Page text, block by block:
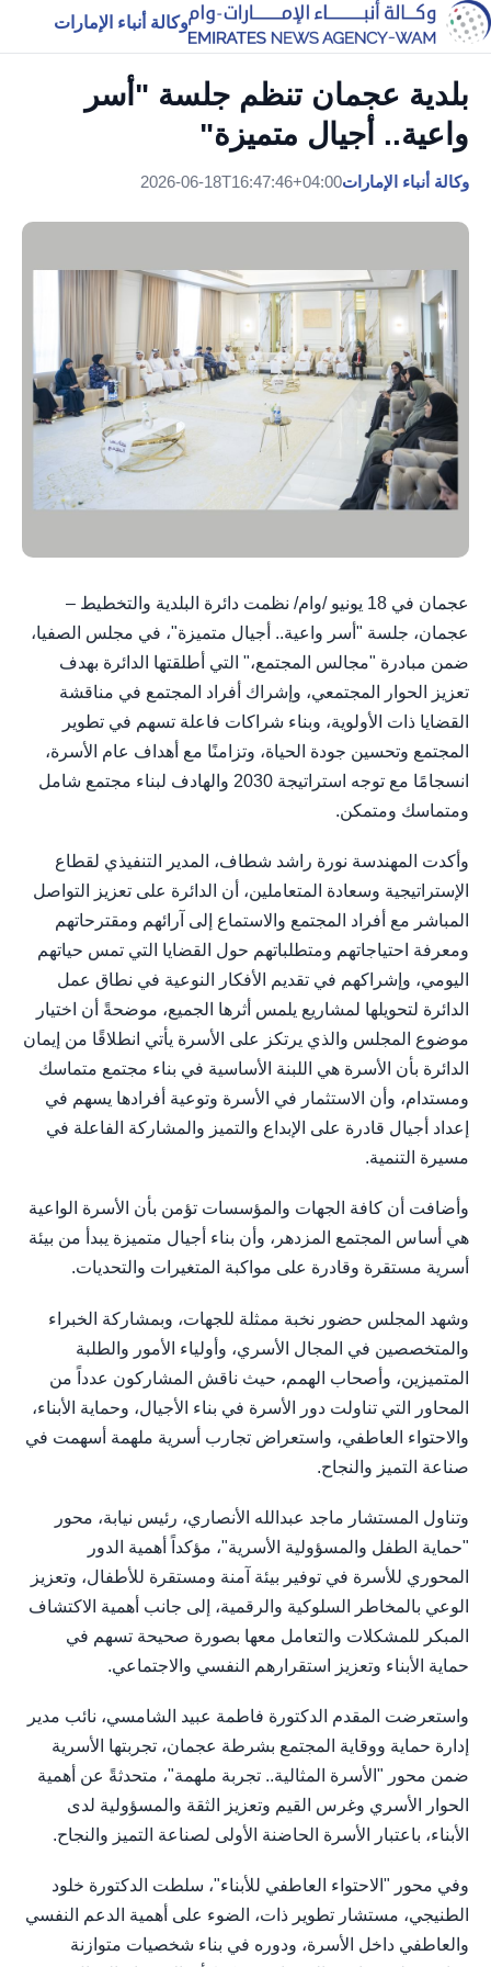
وكالة أنباء الإمارات
بلدية عجمان تنظم جلسة "أسر
واعية.. أجيال متميزة"
وكالة أنباء الإمارات2026-06-18T16:47:46+04:00
عجمان في 18 يونيو /وام/ نظمت دائرة البلدية والتخطيط –
عجمان، جلسة "أسر واعية.. أجيال متميزة"، في مجلس الصفيا،
ضمن مبادرة "مجالس المجتمع،" التي أطلقتها الدائرة بهدف
تعزيز الحوار المجتمعي، وإشراك أفراد المجتمع في مناقشة
القضايا ذات الأولوية، وبناء شراكات فاعلة تسهم في تطوير
المجتمع وتحسين جودة الحياة، وتزامنًا مع أهداف عام الأسرة،
انسجامًا مع توجه استراتيجة 2030 والهادف لبناء مجتمع شامل
ومتماسك ومتمكن.
وأكدت المهندسة نورة راشد شطاف، المدير التنفيذي لقطاع
الإستراتيجية وسعادة المتعاملين، أن الدائرة على تعزيز التواصل
المباشر مع أفراد المجتمع والاستماع إلى آرائهم ومقترحاتهم
ومعرفة احتياجاتهم ومتطلباتهم حول القضايا التي تمس حياتهم
اليومي، وإشراكهم في تقديم الأفكار النوعية في نطاق عمل
الدائرة لتحويلها لمشاريع يلمس أثرها الجميع، موضحةً أن اختيار
موضوع المجلس والذي يرتكز على الأسرة يأتي انطلاقًا من إيمان
الدائرة بأن الأسرة هي اللبنة الأساسية في بناء مجتمع متماسك
ومستدام، وأن الاستثمار في الأسرة وتوعية أفرادها يسهم في
إعداد أجيال قادرة على الإبداع والتميز والمشاركة الفاعلة في
مسيرة التنمية.
وأضافت أن كافة الجهات والمؤسسات تؤمن بأن الأسرة الواعية
هي أساس المجتمع المزدهر، وأن بناء أجيال متميزة يبدأ من بيئة
أسرية مستقرة وقادرة على مواكبة المتغيرات والتحديات.
وشهد المجلس حضور نخبة ممثلة للجهات، وبمشاركة الخبراء
والمتخصصين في المجال الأسري، وأولياء الأمور والطلبة
المتميزين، وأصحاب الهمم، حيث ناقش المشاركون عدداً من
المحاور التي تناولت دور الأسرة في بناء الأجيال، وحماية الأبناء،
والاحتواء العاطفي، واستعراض تجارب أسرية ملهمة أسهمت في
صناعة التميز والنجاح.
وتناول المستشار ماجد عبدالله الأنصاري، رئيس نيابة، محور
"حماية الطفل والمسؤولية الأسرية"، مؤكداً أهمية الدور
المحوري للأسرة في توفير بيئة آمنة ومستقرة للأطفال، وتعزيز
الوعي بالمخاطر السلوكية والرقمية، إلى جانب أهمية الاكتشاف
المبكر للمشكلات والتعامل معها بصورة صحيحة تسهم في
حماية الأبناء وتعزيز استقرارهم النفسي والاجتماعي.
واستعرضت المقدم الدكتورة فاطمة عبيد الشامسي، نائب مدير
إدارة حماية ووقاية المجتمع بشرطة عجمان، تجربتها الأسرية
ضمن محور "الأسرة المثالية.. تجربة ملهمة"، متحدثةً عن أهمية
الحوار الأسري وغرس القيم وتعزيز الثقة والمسؤولية لدى
الأبناء، باعتبار الأسرة الحاضنة الأولى لصناعة التميز والنجاح.
وفي محور "الاحتواء العاطفي للأبناء"، سلطت الدكتورة خلود
الطنيجي، مستشار تطوير ذات، الضوء على أهمية الدعم النفسي
والعاطفي داخل الأسرة، ودوره في بناء شخصيات متوازنة